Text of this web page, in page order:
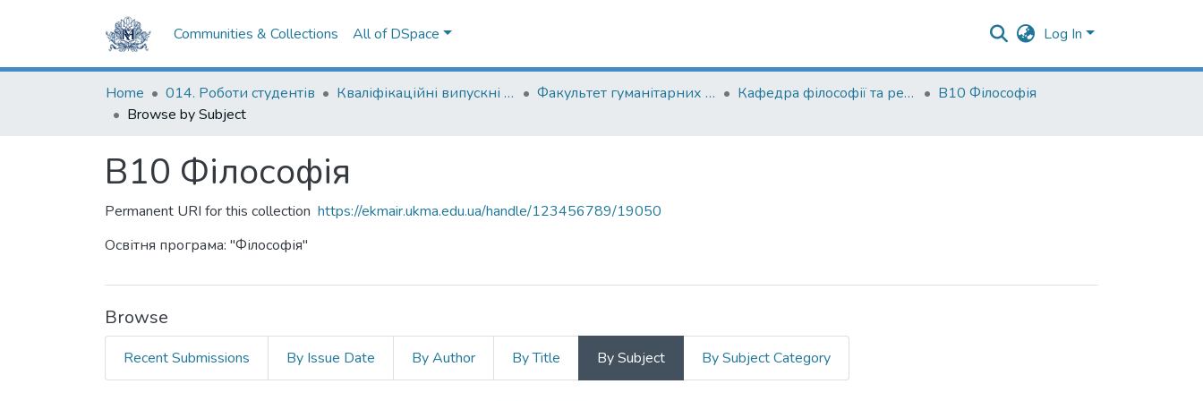
Communities & Collections All of DSpace Log In
Home 014. Роботи студентів Кваліфікаційні випускні роботи здобувачів вищої освіти бакалаврських програм Факультет гуманітарних наук Кафедра філософії та релігієзнавства
В10 Філософія
Browse by Subject
В10 Філософія
Permanent URI for this collection https://ekmair.ukma.edu.ua/handle/123456789/19050
Освітня програма: "Філософія"
Browse
Recent Submissions By Issue Date By Author By Title By Subject By Subject Category